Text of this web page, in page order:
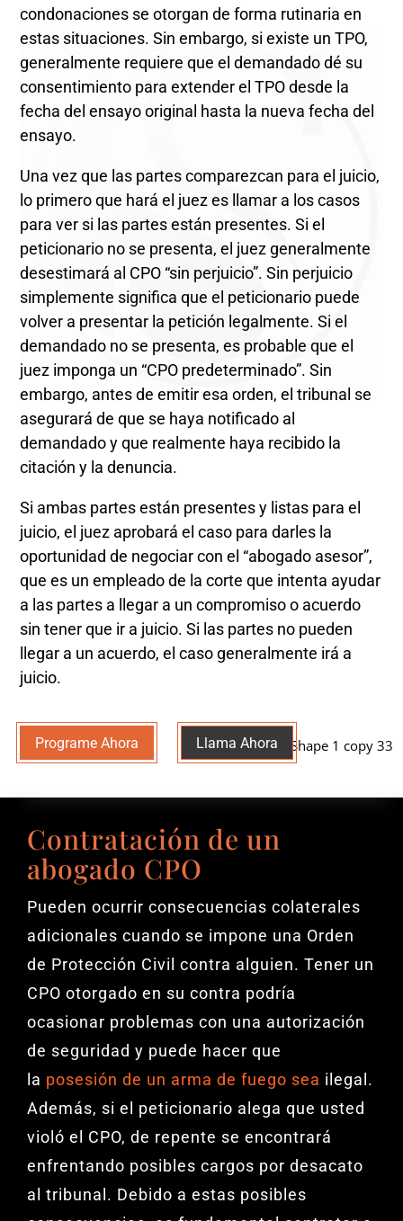
condonaciones se otorgan de forma rutinaria en
estas situaciones. Sin embargo, si existe un TPO,
generalmente requiere que el demandado dé su
consentimiento para extender el TPO desde la
fecha del ensayo original hasta la nueva fecha del
ensayo.
Una vez que las partes comparezcan para el juicio,
lo primero que hará el juez es llamar a los casos
para ver si las partes están presentes. Si el
peticionario no se presenta, el juez generalmente
desestimará al CPO “sin perjuicio”. Sin perjuicio
simplemente significa que el peticionario puede
volver a presentar la petición legalmente. Si el
demandado no se presenta, es probable que el
juez imponga un “CPO predeterminado”. Sin
embargo, antes de emitir esa orden, el tribunal se
asegurará de que se haya notificado al
demandado y que realmente haya recibido la
citación y la denuncia.
Si ambas partes están presentes y listas para el
juicio, el juez aprobará el caso para darles la
oportunidad de negociar con el “abogado asesor”,
que es un empleado de la corte que intenta ayudar
a las partes a llegar a un compromiso o acuerdo
sin tener que ir a juicio. Si las partes no pueden
llegar a un acuerdo, el caso generalmente irá a
juicio.
Programe Ahora Llama Ahora
Contratación de un
abogado CPO
Pueden ocurrir consecuencias colaterales
adicionales cuando se impone una Orden
de Protección Civil contra alguien. Tener un
CPO otorgado en su contra podría
ocasionar problemas con una autorización
de seguridad y puede hacer que
la posesión de un arma de fuego sea ilegal.
Además, si el peticionario alega que usted
violó el CPO, de repente se encontrará
enfrentando posibles cargos por desacato
al tribunal. Debido a estas posibles